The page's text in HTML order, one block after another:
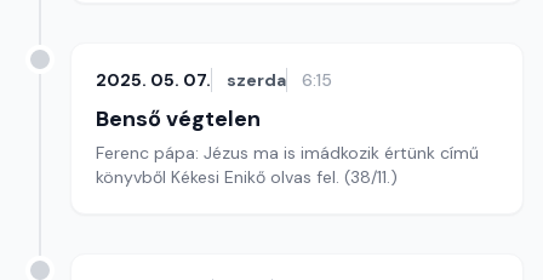
2025. 05. 07. szerda 6:15
Benső végtelen
Ferenc pápa: Jézus ma is imádkozik értünk című
könyvből Kékesi Enikő olvas fel. (38/11.)